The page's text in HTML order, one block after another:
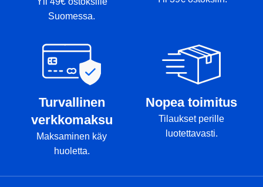
Suomessa.
Turvallinen
verkkomaksu
Maksaminen käy
huoletta.
Nopea toimitus
Tilaukset perille
luotettavasti.